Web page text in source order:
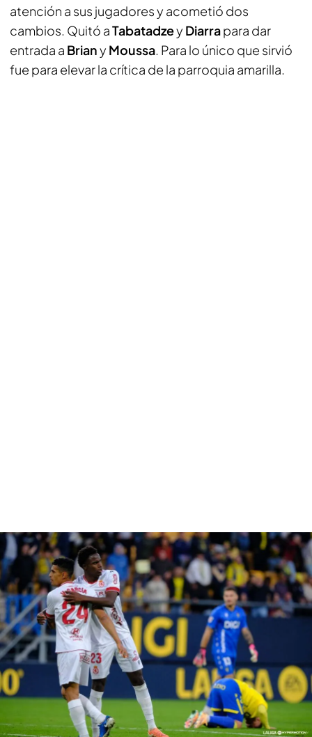
atención a sus jugadores y acometió dos
cambios. Quitó aTabatadzey Diarrapara dar
entrada a Briany Moussa. Para lo único que sirvió
fue para elevar la crítica de la parroquia amarilla.